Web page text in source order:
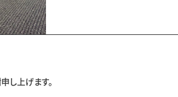
し上げます。